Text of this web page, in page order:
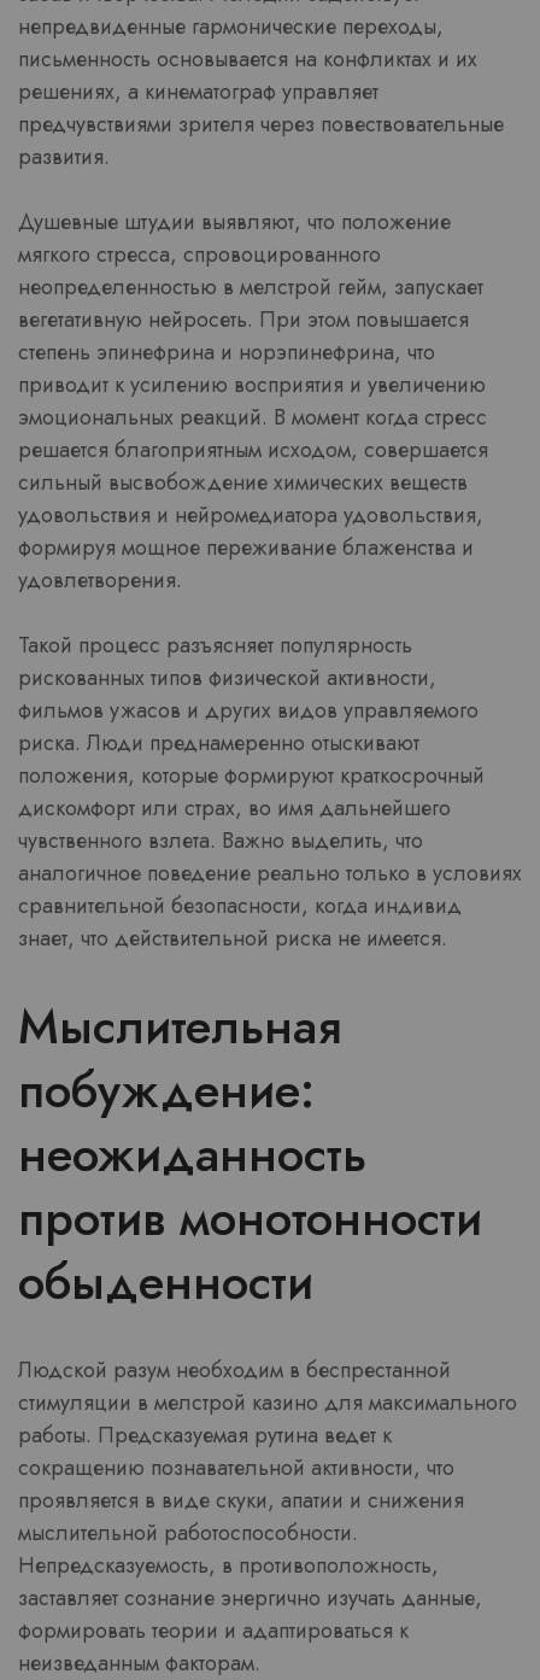
непредвиденные гармонические переходы,
письменность основывается на конфликтах и их
решениях, а кинематограф управляет
предчувствиями зрителя через повествовательные
развития.
Душевные штудии выявляют, что положение
мягкого стресса, спровоцированного
неопределенностью в мелстрой гейм, запускает
вегетативную нейросеть. При этом повышается
степень эпинефрина и норэпинефрина, что
приводит к усилению восприятия и увеличению
эмоциональных реакций. В момент когда стресс
решается благоприятным исходом, совершается
сильный высвобождение химических веществ
удовольствия и нейромедиатора удовольствия,
формируя мощное переживание блаженства и
удовлетворения.
Такой процесс разъясняет популярность
рискованных типов физической активности,
фильмов ужасов и других видов управляемого
риска. Люди преднамеренно отыскивают
положения, которые формируют краткосрочный
дискомфорт или страх, во имя дальнейшего
чувственного взлета. Важно выделить, что
аналогичное поведение реально только в условиях
сравнительной безопасности, когда индивид
знает, что действительной риска не имеется.
Мыслительная
побуждение:
неожиданность
против монотонности
обыденности
Людской разум необходим в беспрестанной
стимуляции в мелстрой казино для максимального
работы. Предсказуемая рутина ведет к
сокращению познавательной активности, что
проявляется в виде скуки, апатии и снижения
мыслительной работоспособности.
Непредсказуемость, в противоположность,
заставляет сознание энергично изучать данные,
формировать теории и адаптироваться к
неизведанным факторам.